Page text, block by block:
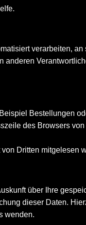
verarbeiten,
Bestellungen
des Browsers von
Dritten mitgelesen
über Ihre
dieser Daten.
wenden.